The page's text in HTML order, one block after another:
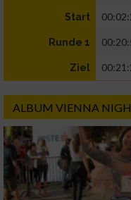
Start
Runde 1
Ziel
ALBUM VIENNA